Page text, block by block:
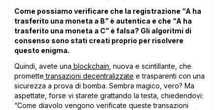
Come possiamo verificare che la registrazione “A ha
trasferito una moneta a B” è autentica e che “A ha
trasferito una moneta a C” è falsa? Gli algoritmi di
consenso sono stati creati proprio per risolvere
questo enigma.
Quindi, avete una blockchain , nuova e scintillante, che
promette transazioni decentralizzate e trasparenti con una
sicurezza a prova di bomba. Sembra magico, vero? Ma
aspettate, forse vi starete grattando la testa, chiedendovi:
“Come diavolo vengono verificate queste transazioni